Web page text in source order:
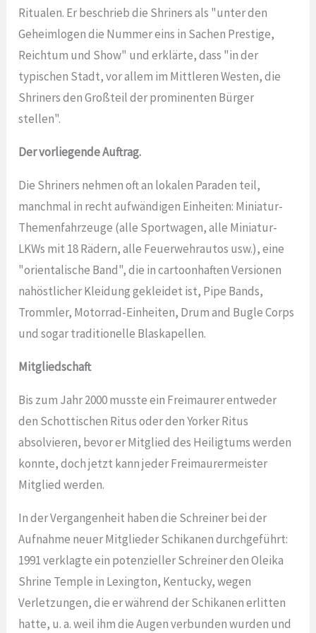
Ritualen. Er beschrieb die Shriners als "unter den
Geheimlogen die Nummer eins in Sachen Prestige,
Reichtum und Show" und erklärte, dass "in der
typischen Stadt, vor allem im Mittleren Westen, die
Shriners den Großteil der prominenten Bürger
stellen".
Der vorliegende Auftrag.
Die Shriners nehmen oft an lokalen Paraden teil,
manchmal in recht aufwändigen Einheiten: Miniatur-
Themenfahrzeuge (alle Sportwagen, alle Miniatur-
LKWs mit 18 Rädern, alle Feuerwehrautos usw.), eine
"orientalische Band", die in cartoonhaften Versionen
nahöstlicher Kleidung gekleidet ist, Pipe Bands,
Trommler, Motorrad-Einheiten, Drum and Bugle Corps
und sogar traditionelle Blaskapellen.
Mitgliedschaft
Bis zum Jahr 2000 musste ein Freimaurer entweder
den Schottischen Ritus oder den Yorker Ritus
absolvieren, bevor er Mitglied des Heiligtums werden
konnte, doch jetzt kann jeder Freimaurermeister
Mitglied werden.
In der Vergangenheit haben die Schreiner bei der
Aufnahme neuer Mitglieder Schikanen durchgeführt:
1991 verklagte ein potenzieller Schreiner den Oleika
Shrine Temple in Lexington, Kentucky, wegen
Verletzungen, die er während der Schikanen erlitten
hatte, u. a. weil ihm die Augen verbunden wurden und